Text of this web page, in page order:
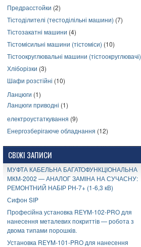
Предрасстойки (2)
Тістоділителі (тестоділільні машини) (7)
Тістозакатні машини (4)
Тістомісильні машини (тістоміси) (10)
Тістоокруглювальні машини (тістоокруглювачі)
Хліборізки (3)
Шафи розстійні (10)
Ланцюги (1)
Ланцюги приводні (1)
електроустаткування (9)
Енергозберігаюче обладнання (12)
СВІЖІ ЗАПИСИ
МУФТА КАБЕЛЬНА БАГАТОФУНКЦІОНАЛЬНА
МКМ-2002 — АНАЛОГ ЗАМІНА НА СУЧАСНУ:
РЕМОНТНИЙ НАБІР РН-7+ (1-6,3 кВ)
Сифон SIP
Професійна установка REYM-102-PRO для
нанесення металевих покриттів — робота з
двома типами порошків.
Установка REYM-101-PRO для нанесення